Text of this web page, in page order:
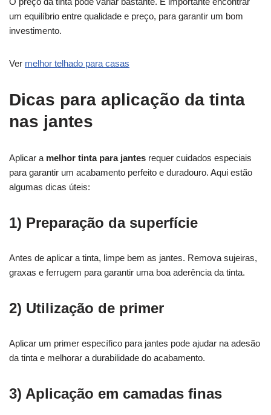
um equilíbrio entre qualidade e preço, para garantir um bom
investimento.
Ver melhor telhado para casas
Dicas para aplicação da tinta
nas jantes
Aplicar a melhor tinta para jantes requer cuidados especiais
para garantir um acabamento perfeito e duradouro. Aqui estão
algumas dicas úteis:
1) Preparação da superfície
Antes de aplicar a tinta, limpe bem as jantes. Remova sujeiras,
graxas e ferrugem para garantir uma boa aderência da tinta.
2) Utilização de primer
Aplicar um primer específico para jantes pode ajudar na adesão
da tinta e melhorar a durabilidade do acabamento.
3) Aplicação em camadas finas